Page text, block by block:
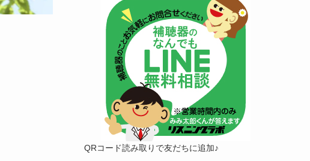
QRコード読み取りで友だちに追加♪